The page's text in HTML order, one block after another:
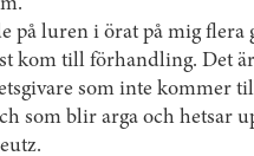
på luren i örat på mig flera
kom till förhandling. Det
som inte kommer
som blir arga och hetsar